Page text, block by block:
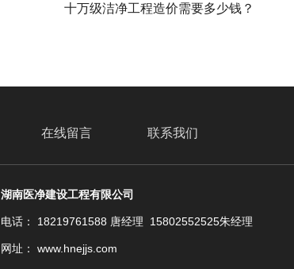
十万级洁净工程造价需要多少钱？
在线留言 联系我们
湖南医净建设工程有限公司
电话： 18219761588 唐经理 15802552525朱经理
网址： www.hnejjs.com